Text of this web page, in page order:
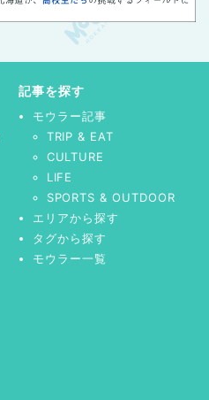
記事を探す
モウラー記事
TRIP & EAT
CULTURE
LIFE
SPORTS & OUTDOOR
エリアから探す
タグから探す
モウラー一覧